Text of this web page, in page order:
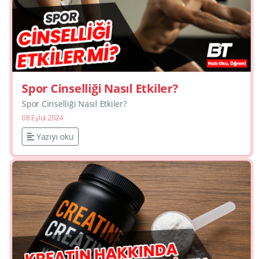
Spor Cinselliği Nasıl Etkiler?
Spor Cinselliği Nasıl Etkiler?
08 Eylül 2024
Yazıyı oku